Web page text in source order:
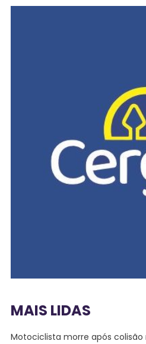
MAIS LIDAS
Motociclista morre após colisão